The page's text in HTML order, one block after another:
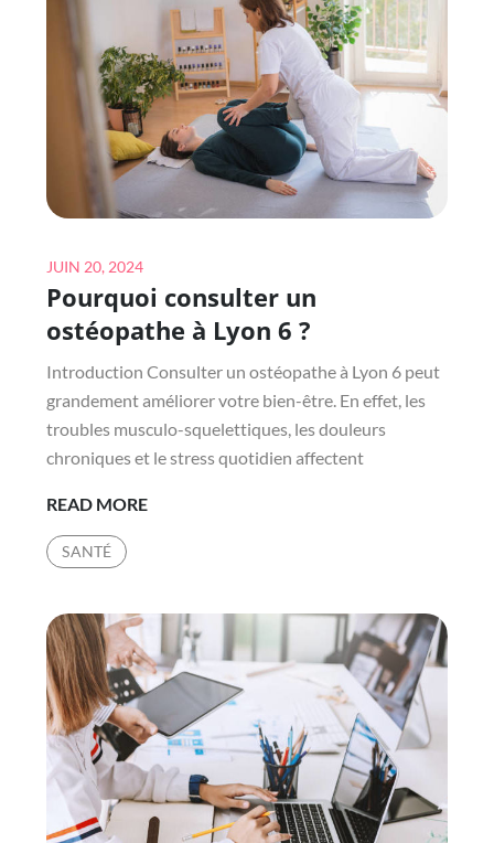
UN
PLAN
PLURIANNUEL
DE
TRAVAUX
POUR
CERTAINS
BÂTIMENTS
Posted
on
JUIN 20, 2024
Pourquoi consulter un
ostéopathe à Lyon 6 ?
Introduction Consulter un ostéopathe à Lyon 6 peut
grandement améliorer votre bien-être. En effet, les
troubles musculo-squelettiques, les douleurs
chroniques et le stress quotidien affectent
READ MOREPOURQUOI
À
LYON
6
SANTÉ